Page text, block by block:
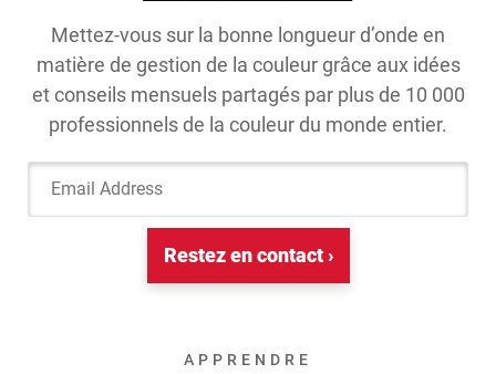
Mettez-vous sur la bonne longueur d’onde en
matière de gestion de la couleur grâce aux idées
et conseils mensuels partagés par plus de 10 000
professionnels de la couleur du monde entier.
Email Address
Restez en contact ›
APPRENDRE